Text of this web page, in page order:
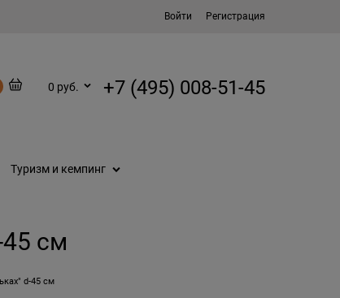
Войти Регистрация
0 руб. +7 (495) 008-51-45
Туризм и кемпинг
см
d-45 см